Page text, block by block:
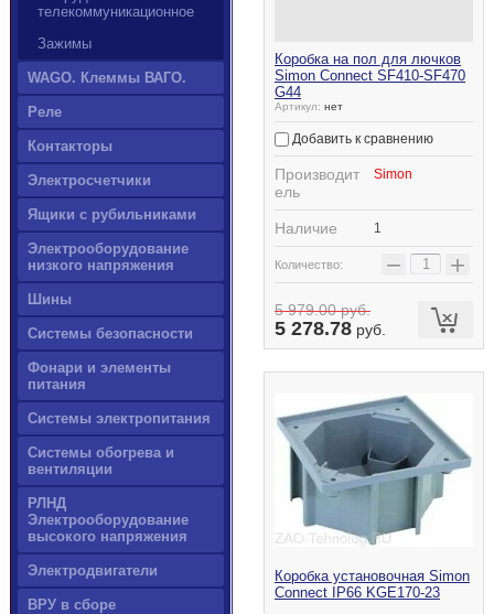
телекоммуникационное
Зажимы
WAGO. Клеммы ВАГО.
Реле
Контакторы
Электросчетчики
Ящики с рубильниками
Электрооборудование
низкого напряжения
Шины
Системы безопасности
Фонари и элементы
питания
Системы электропитания
Системы обогрева и
вентиляции
РЛНД
Электрооборудование
высокого напряжения
Электродвигатели
ВРУ в сборе
Коробка на пол для лючков
Simon Connect SF410-SF470
G44
Артикул: нет
Добавить к сравнению
Производит
ель
Simon
Наличие 1
Количество: − +
5 979.00руб.
5 278.78 руб.
Коробка установочная Simon
Connect IP66 KGE170-23